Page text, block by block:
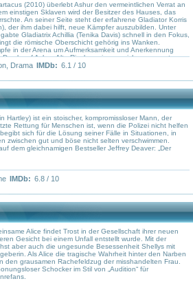
(2010) überlebt Ashur den vermeintlichen Verrat an
einstigen Sklaven wird der Besitzer des Hauses, das
An seiner Seite steht der erfahrene Gladiator Korris
der ihm dabei hilft, neue Kämpfer auszubilden. Unter
Gladiatrix Achillia (Tenika Davis) schnell in den Fokus,
die römische Oberschicht gehörig ins Wanken.
in der Arena um Aufmerksamkeit und Anerkennung
auf Ashur. Alte Rivalen erinnern sich nur zu gut an
und jede Intrige könnte erneut auf ihn
Drama IMDb: 6.1 / 10
Hartley) ist ein stoischer, kompromissloser Mann, der
Rettung für Menschen ist, wenn die Polizei nicht helfen
sich für die Lösung seiner Fälle in Situationen, in
zwischen gut und böse nicht selten verschwimmen.
dem gleichnamigen Bestseller Jeffrey Deaver: „Der
IMDb: 6.8 / 10
Alice findet Trost in der Gesellschaft ihrer neuen
Gesicht bei einem Unfall entstellt wurde. Mit der
aber auch die ungesunde Besessenheit Shellys mit
Als Alice die tragische Wahrheit hinter den Narben
den grausamen Rachefeldzug der misshandelten Frau.
Schocker im Stil von „Audition“ für